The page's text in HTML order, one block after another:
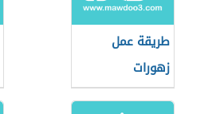
طريقة عمل
زهورات